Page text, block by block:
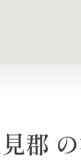
郡